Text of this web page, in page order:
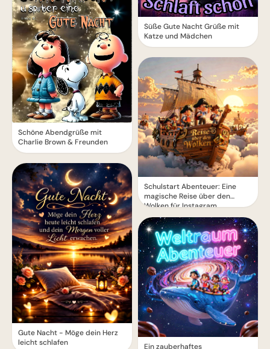
Schöne Abendgrüße mit
Charlie Brown & Freunden
Gute Nacht - Möge dein Herz
leicht schlafen
Süße Gute Nacht Grüße mit
Katze und Mädchen
Schulstart Abenteuer: Eine
magische Reise über den
Wolken für Instagram
Ein zauberhaftes